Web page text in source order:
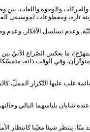
والحركات والوجوه
تارة، ومقطوعات لموسيقى
وعدم تسلسل الأفكار،
ما يعكس الصّراع الآنيّ
وفي الوقت ذاته،
غلب عليها التّكرار
بلباسهما البالي
شيئا معيّنا كانتظار